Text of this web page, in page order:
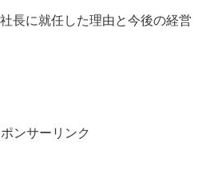
長に就任した理由と今後の経営
ンサーリンク